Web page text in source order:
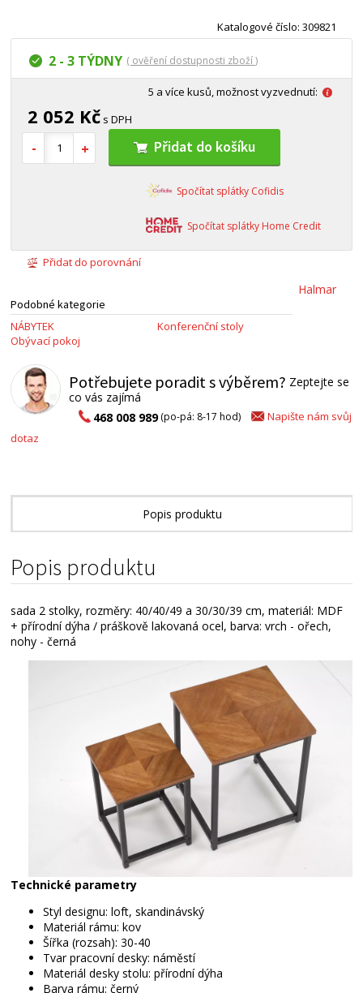
Katalogové číslo: 309821
2 - 3 TÝDNY ( ověření dostupnosti zboží )
5 a více kusů, možnost vyzvednutí:
2 052 Kč s DPH
Přidat do košíku
Spočítat splátky Cofidis
Spočítat splátky Home Credit
Přidat do porovnání
Podobné kategorie
NÁBYTEK
Obývací pokoj
Konferenční stoly
Halmar
Potřebujete poradit s výběrem? Zeptejte se
co vás zajímá
468 008 989(po-pá: 8-17 hod)
Napište nám svůj
dotaz
Popis produktu
Alternativní zboží
Popis produktu
sada 2 stolky, rozměry: 40/40/49 a 30/30/39 cm, materiál: MDF
+ přírodní dýha / práškově lakovaná ocel, barva: vrch - ořech,
nohy - černá
Technické parametry
Styl designu: loft, skandinávský
Materiál rámu: kov
Šířka (rozsah): 30-40
Tvar pracovní desky: náměstí
Materiál desky stolu: přírodní dýha
Barva rámu: černý